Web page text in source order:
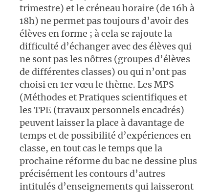
trimestre) et le créneau horaire (de 16h à
18h) ne permet pas toujours d’avoir des
élèves en forme ; à cela se rajoute la
difficulté d’échanger avec des élèves qui
ne sont pas les nôtres (groupes d’élèves
de différentes classes) ou qui n’ont pas
choisi en 1er vœu le thème. Les MPS
(Méthodes et Pratiques scientifiques et
les TPE (travaux personnels encadrés)
peuvent laisser la place à davantage de
temps et de possibilité d’expériences en
classe, en tout cas le temps que la
prochaine réforme du bac ne dessine plus
précisément les contours d’autres
intitulés d’enseignements qui laisseront